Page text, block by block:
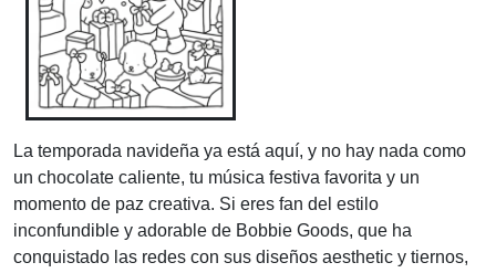
La temporada navideña ya está aquí, y no hay nada como
un chocolate caliente, tu música festiva favorita y un
momento de paz creativa. Si eres fan del estilo
inconfundible y adorable de Bobbie Goods, que ha
conquistado las redes con sus diseños aesthetic y tiernos,